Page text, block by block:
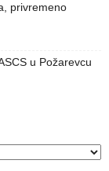
privremeno
u Požarevcu